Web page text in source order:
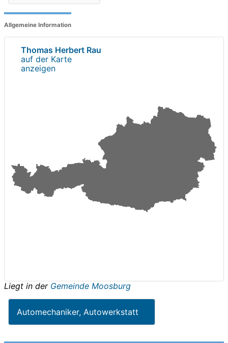
Allgemeine Information
Thomas Herbert Rau
auf der Karte
anzeigen
Liegt in der Gemeinde Moosburg
Automechaniker, Autowerkstatt